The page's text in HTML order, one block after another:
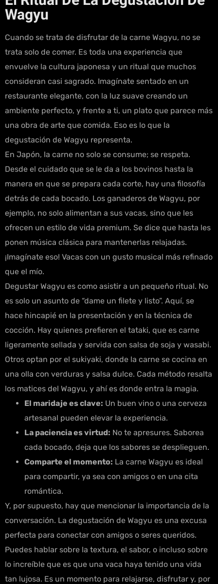
Wagyu
Cuando se trata de disfrutar de la carne Wagyu, no se
trata solo de comer. Es toda una experiencia que
envuelve la cultura japonesa y un ritual que muchos
consideran casi sagrado. Imagínate sentado en un
restaurante elegante, con la luz suave creando un
ambiente perfecto, y frente a ti, un plato que parece más
una obra de arte que comida. Eso es lo que la
degustación de Wagyu representa.
En Japón, la carne no solo se consume; se respeta.
Desde el cuidado que se le da a los bovinos hasta la
manera en que se prepara cada corte, hay una filosofía
detrás de cada bocado. Los ganaderos de Wagyu, por
ejemplo, no solo alimentan a sus vacas, sino que les
ofrecen un estilo de vida premium. Se dice que hasta les
ponen música clásica para mantenerlas relajadas.
¡Imagínate eso! Vacas con un gusto musical más refinado
que el mío.
Degustar Wagyu es como asistir a un pequeño ritual. No
es solo un asunto de “dame un filete y listo”. Aquí, se
hace hincapié en la presentación y en la técnica de
cocción. Hay quienes prefieren el tataki, que es carne
ligeramente sellada y servida con salsa de soja y wasabi.
Otros optan por el sukiyaki, donde la carne se cocina en
una olla con verduras y salsa dulce. Cada método resalta
los matices del Wagyu, y ahí es donde entra la magia.
El maridaje es clave: Un buen vino o una cerveza
artesanal pueden elevar la experiencia.
La paciencia es virtud: No te apresures. Saborea
cada bocado, deja que los sabores se desplieguen.
Comparte el momento: La carne Wagyu es ideal
para compartir, ya sea con amigos o en una cita
romántica.
Y, por supuesto, hay que mencionar la importancia de la
conversación. La degustación de Wagyu es una excusa
perfecta para conectar con amigos o seres queridos.
Puedes hablar sobre la textura, el sabor, o incluso sobre
lo increíble que es que una vaca haya tenido una vida
tan lujosa. Es un momento para relajarse, disfrutar y, por